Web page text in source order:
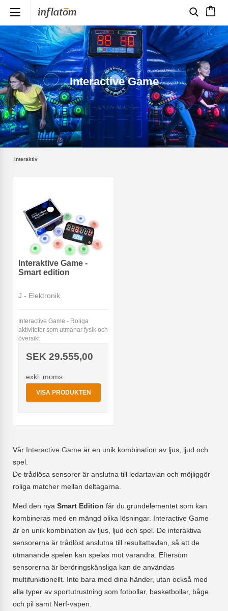
×
Interactive Game
Interaktiv
Interaktive Game -
Smart edition
J - Elektronik
Interactive Game - Roliga
aktiviteter som utmanar fysik och
översikt
SEK 29.555,00
exkl. moms
VISA PRODUKTEN
Vår Interactive Game är en unik kombination av ljus, ljud och
spel.
De trådlösa sensorer är anslutna till ledartavlan och möjliggör
roliga matcher mellan deltagarna.
Med den nya Smart Edition får du grundelementet som kan
kombineras med en mängd olika lösningar. Interactive Game
är en unik kombination av ljus, ljud och spel. De interaktiva
sensorerna är trådlöst anslutna till resultattavlan, så att de
utmanande spelen kan spelas mot varandra. Eftersom
sensorerna är beröringskänsliga kan de användas
multifunktionellt. Inte bara med dina händer, utan också med
alla typer av sportutrustning som fotbollar, basketbollar, båge
och pil samt Nerf-vapen.